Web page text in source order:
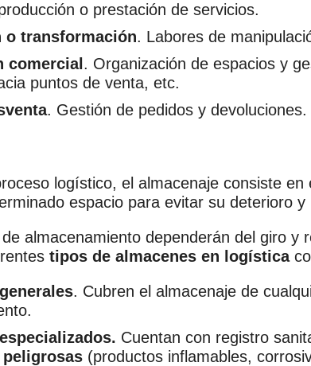
o prestación de servicios.
o transformación. Labores de
comercial . Organización de espacios y
puntos de venta, etc.
. Gestión de pedidos y devoluciones.
logístico, el almacenaje consiste en
espacio para evitar su deterioro y
almacenamiento dependerán del giro
tipos de almacenes en logística
. Cubren el almacenaje de
Cuentan con registro
(productos inflamables,